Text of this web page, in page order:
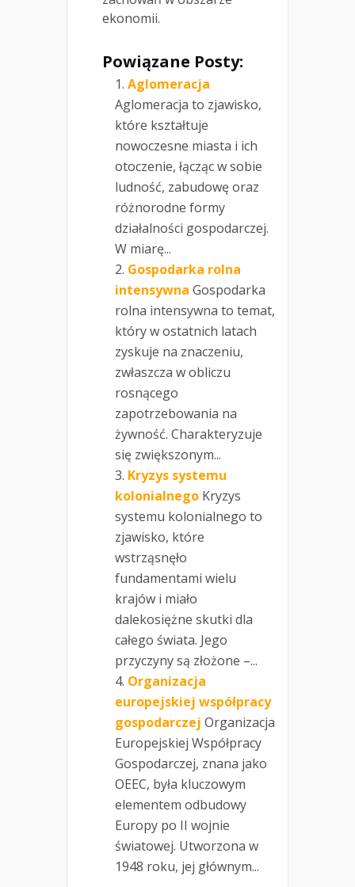
ekonomii.
Powiązane Posty:
Aglomeracja
Aglomeracja to zjawisko,
które kształtuje
nowoczesne miasta i ich
otoczenie, łącząc w sobie
ludność, zabudowę oraz
różnorodne formy
działalności gospodarczej.
W miarę...
Gospodarka rolna
intensywna Gospodarka
rolna intensywna to temat,
który w ostatnich latach
zyskuje na znaczeniu,
zwłaszcza w obliczu
rosnącego
zapotrzebowania na
żywność. Charakteryzuje
się zwiększonym...
Kryzys systemu
kolonialnego Kryzys
systemu kolonialnego to
zjawisko, które
wstrząsnęło
fundamentami wielu
krajów i miało
dalekosiężne skutki dla
całego świata. Jego
przyczyny są złożone –...
Organizacja
europejskiej współpracy
gospodarczej Organizacja
Europejskiej Współpracy
Gospodarczej, znana jako
OEEC, była kluczowym
elementem odbudowy
Europy po II wojnie
światowej. Utworzona w
1948 roku, jej głównym...